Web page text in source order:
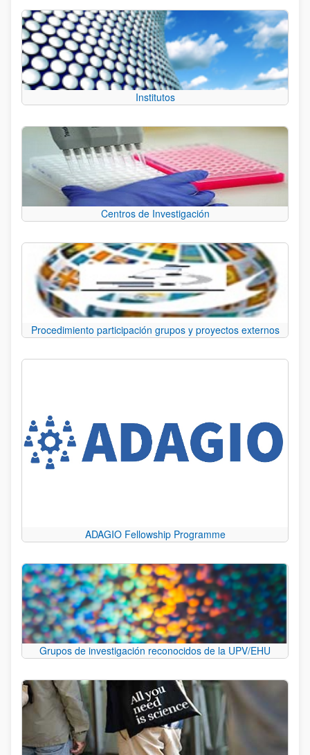
Institutos
Centros de Investigación
Procedimiento participación grupos y proyectos externos
ADAGIO Fellowship Programme
Grupos de investigación reconocidos de la UPV/EHU